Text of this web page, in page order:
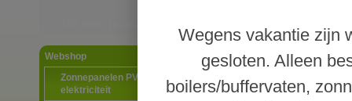
Webshop
Zonnepanelen PV-systemen
elektriciteit
Wegens vakantie zijn
gesloten. Alleen
boilers/buffervaten,